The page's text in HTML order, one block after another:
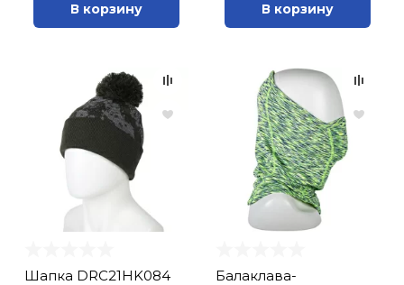
В корзину В корзину
Шапка DRC21HK084
Балаклава-